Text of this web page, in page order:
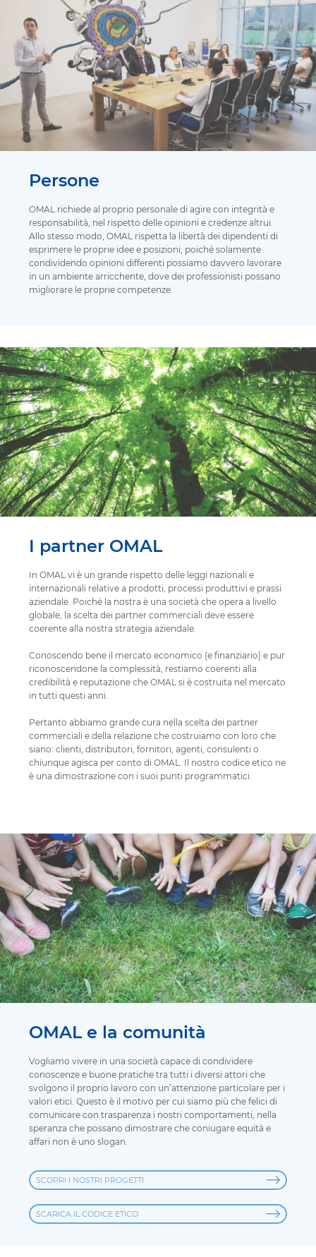
Persone
OMAL richiede al proprio personale di agire con integrità e
responsabilità, nel rispetto delle opinioni e credenze altrui.
Allo stesso modo, OMAL rispetta la libertà dei dipendenti di
esprimere le proprie idee e posizioni, poiché solamente
condividendo opinioni differenti possiamo davvero lavorare
in un ambiente arricchente, dove dei professionisti possano
migliorare le proprie competenze.
I partner OMAL
In OMAL vi è un grande rispetto delle leggi nazionali e
internazionali relative a prodotti, processi produttivi e prassi
aziendale. Poiché la nostra è una società che opera a livello
globale, la scelta dei partner commerciali deve essere
coerente alla nostra strategia aziendale.
Conoscendo bene il mercato economico (e finanziario) e pur
riconoscendone la complessità, restiamo coerenti alla
credibilità e reputazione che OMAL si è costruita nel mercato
in tutti questi anni.
Pertanto abbiamo grande cura nella scelta dei partner
commerciali e della relazione che costruiamo con loro che
siano: clienti, distributori, fornitori, agenti, consulenti o
chiunque agisca per conto di OMAL. Il nostro codice etico ne
è una dimostrazione con i suoi punti programmatici.
OMAL e la comunità
Vogliamo vivere in una società capace di condividere
conoscenze e buone pratiche tra tutti i diversi attori che
svolgono il proprio lavoro con un’attenzione particolare per i
valori etici. Questo è il motivo per cui siamo più che felici di
comunicare con trasparenza i nostri comportamenti, nella
speranza che possano dimostrare che coniugare equità e
affari non è uno slogan.
SCOPRI I NOSTRI PROGETTI
SCARICA IL CODICE ETICO